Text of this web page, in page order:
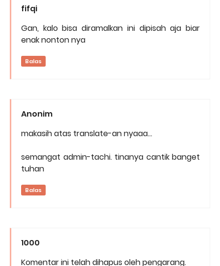
fifqi
Gan, kalo bisa diramalkan ini dipisah aja biar
enak nonton nya
Balas
Anonim
makasih atas translate-an nyaaa...
semangat admin-tachi. tinanya cantik banget
tuhan
Balas
1000
Komentar ini telah dihapus oleh pengarang.